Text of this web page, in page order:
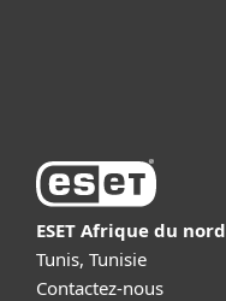
ESET Afrique du nord
Tunis, Tunisie
Contactez-nous